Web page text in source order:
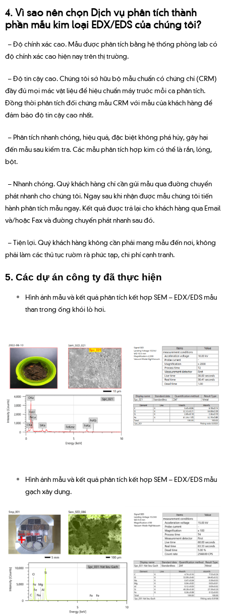
4. Vì sao nên chọn Dịch vụ phân tích thành
phần mẫu kim loại EDX/EDS của chúng tôi?
– Độ chính xác cao. Mẫu được phân tích bằng hệ thống phòng lab có
độ chính xác cao hiện nay trên thị trường.
– Độ tin cậy cao. Chúng tôi sở hữu bộ mẫu chuẩn có chứng chỉ (CRM)
đầy đủ mọi mác vật liệu để hiệu chuẩn máy trước mỗi ca phân tích.
Đồng thời phân tích đối chứng mẫu CRM với mẫu của khách hàng để
đảm bảo độ tin cậy cao nhất.
– Phân tích nhanh chóng, hiệu quả, đặc biệt không phá hủy, gây hại
đến mẫu sau kiểm tra. Các mẫu phân tích hợp kim có thể là rắn, lỏng,
bột.
– Nhanh chóng. Quý khách hàng chỉ cần gửi mẫu qua đường chuyển
phát nhanh cho chúng tôi. Ngay sau khi nhận được mẫu chúng tôi tiến
hành phân tích mẫu ngay. Kết quả được trả lại cho khách hàng qua Email
và/hoặc Fax và đường chuyển phát nhanh sau đó.
– Tiện lợi. Quý khách hàng không cần phải mang mẫu đến nơi, không
phải làm các thủ tục rườm rà phức tạp, chi phí cạnh tranh.
5. Các dự án công ty đã thực hiện
Hình ảnh mẫu và kết quả phân tích kết hợp SEM – EDX/EDS mẫu
than trong ống khói lò hơi.
Hình ảnh mẫu và kết quả phân tích kết hợp SEM – EDX/EDS mẫu
gạch xây dựng.